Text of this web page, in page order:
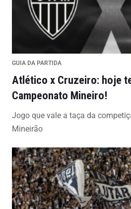
GUIA DA PARTIDA
Atlético x Cruzeiro: hoje
Campeonato Mineiro!
Jogo que vale a taça da
Mineirão